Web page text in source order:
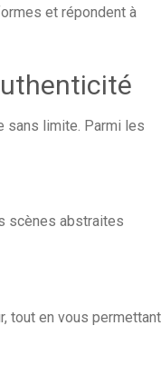
et répondent à
sans limite. Parmi les
scènes abstraites
tout en vous permettant